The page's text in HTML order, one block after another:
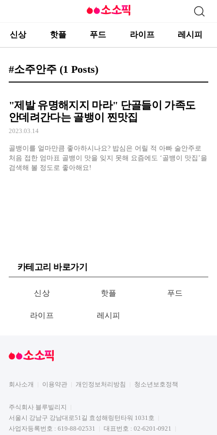
신상 핫플 푸드 라이프 레시피
#소주안주 (1 Posts)
"제발 유명해지지 마라" 단골들이 가족도
안데려간다는 골뱅이 찐맛집
2023.03.14
골뱅이를 얼마만큼 좋아하시나요? 밥심은 어릴 적 아빠 술안주로
처음 접한 엄마표 골뱅이 맛을 잊지 못해 요즘에도 ‘골뱅이 맛집’을
검색해 볼 정도로 좋아해요!
카테고리 바로가기
신상 핫플 푸드
라이프 레시피
회사소개 이용약관 개인정보처리방침 청소년보호정책
주식회사 블루빌리지
서울시 강남구 강남대로51길 효성해링턴타워 1031호
사업자등록번호 : 619-88-02531
대표번호 : 02-6201-0921